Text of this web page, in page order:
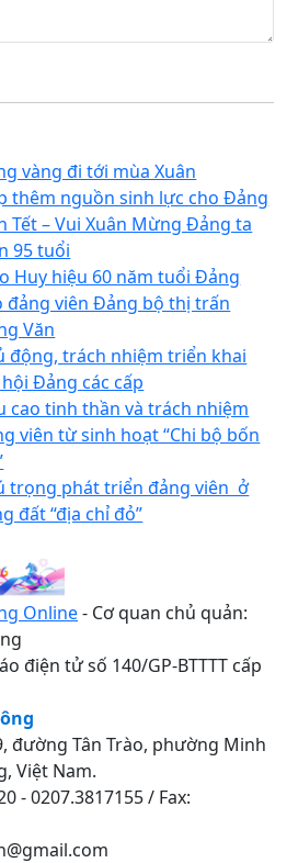
vàng đi tới mùa Xuân
thêm nguồn sinh lực cho Đảng
Tết – Vui Xuân Mừng Đảng ta
95 tuổi
Huy hiệu 60 năm tuổi Đảng
đảng viên Đảng bộ thị trấn
Văn
động, trách nhiệm triển khai
Đảng các cấp
cao tinh thần và trách nhiệm
viên từ sinh hoạt “Chi bộ bốn
trọng phát triển đảng viên ở
đất “địa chỉ đỏ”
Online- Cơ quan chủ quản:
điện tử số 140/GP-BTTTT cấp
đường Tân Trào, phường Minh
Việt Nam.
- 0207.3817155 / Fax: